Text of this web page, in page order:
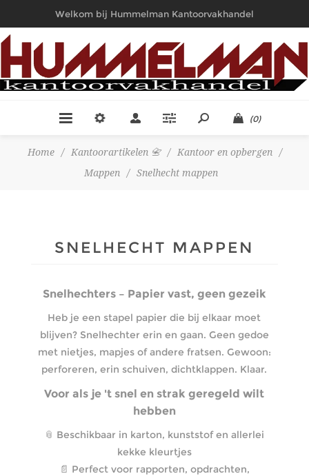
Welkom bij Hummelman Kantoorvakhandel
(0)
Home / Kantoorartikelen 📇 / Kantoor en opbergen
/
Mappen
/ Snelhecht mappen
SNELHECHT MAPPEN
Snelhechters – Papier vast, geen gezeik
Heb je een stapel papier die bij elkaar moet
blijven? Snelhechter erin en gaan. Geen gedoe
met nietjes, mapjes of andere fratsen. Gewoon:
perforeren, erin schuiven, dichtklappen. Klaar.
Voor als je 't snel en strak geregeld wilt
hebben
📎 Beschikbaar in karton, kunststof en allerlei
kekke kleurtjes
📄 Perfect voor rapporten, opdrachten,